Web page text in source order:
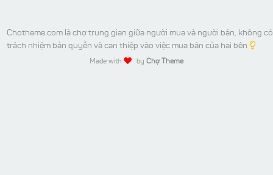
Chotheme.com là chợ trung gian giữa người mua và người bán, không có
trách nhiệm bản quyền và can thiệp vào việc mua bán của hai bên
Made with by Chợ Theme